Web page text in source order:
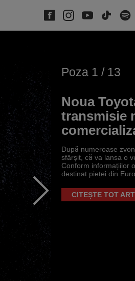
Poza 1 / 13
Noua
transmisie
După numeroase
sfârșit, că va lansa o
Conform informațiilor
destinat pieței din
CITEȘTE TOT